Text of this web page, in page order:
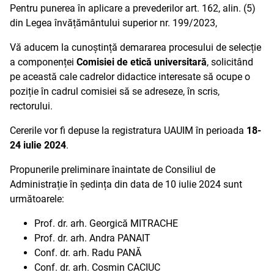
Pentru punerea în aplicare a prevederilor art. 162, alin. (5)
din Legea învățământului superior nr. 199/2023,
Vă aducem la cunoștință demararea procesului de selecție
a componenței Comisiei de etică universitară, solicitând
pe această cale cadrelor didactice interesate să ocupe o
poziție în cadrul comisiei să se adreseze, în scris,
rectorului.
Cererile vor fi depuse la registratura UAUIM în perioada 18-
24 iulie 2024.
Propunerile preliminare înaintate de Consiliul de
Administrație în ședința din data de 10 iulie 2024 sunt
următoarele:
Prof. dr. arh. Georgică MITRACHE
Prof. dr. arh. Andra PANAIT
Conf. dr. arh. Radu PANĂ
Conf. dr. arh. Cosmin CACIUC